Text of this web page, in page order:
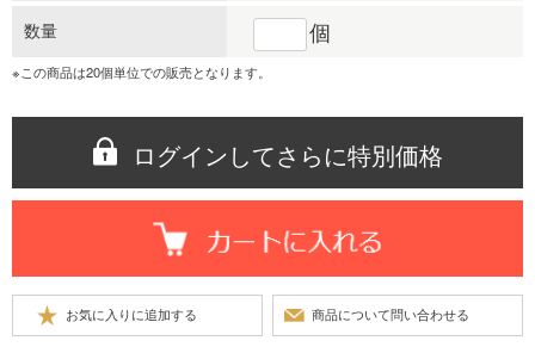
数量 個
※この商品は20個単位での販売となります。
ログインしてさらに特別価格